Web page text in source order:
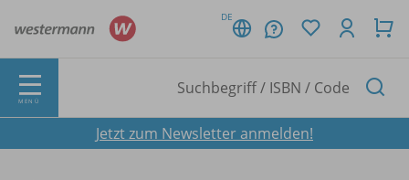
DE
MENÜ
Jetzt zum Newsletter anmelden!